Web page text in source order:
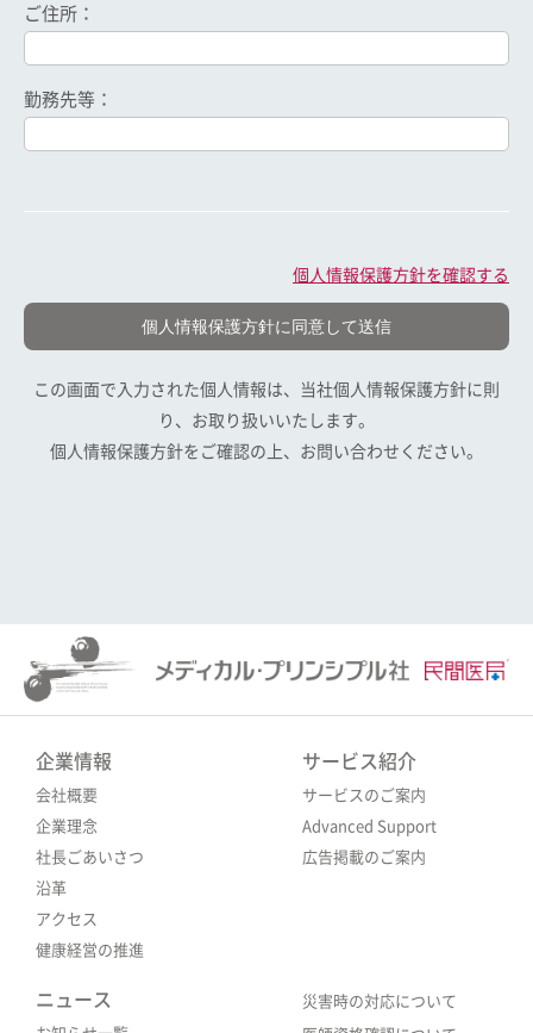
ご住所：
勤務先等：
個人情報保護方針を確認する
この画面で入力された個人情報は、当社個人情報保護方針に則
り、お取り扱いいたします。
個人情報保護方針をご確認の上、お問い合わせください。
企業情報
会社概要
企業理念
社長ごあいさつ
沿革
アクセス
健康経営の推進
サービス紹介
サービスのご案内
Advanced Support
広告掲載のご案内
ニュース 災害時の対応について